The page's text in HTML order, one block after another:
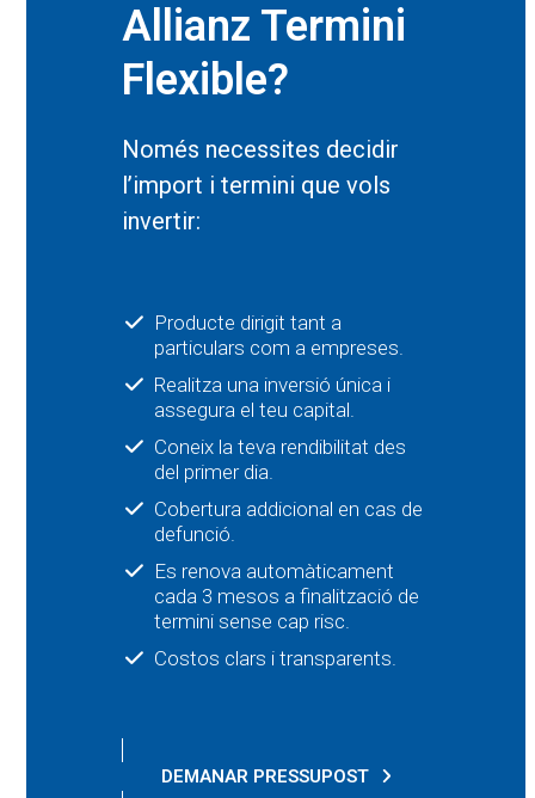
Allianz Termini
Flexible?
Només necessites decidir
l’import i termini que vols
invertir:
Producte dirigit tant a
particulars com a empreses.
Realitza una inversió única i
assegura el teu capital.
Coneix la teva rendibilitat des
del primer dia.
Cobertura addicional en cas de
defunció.
Es renova automàticament
cada 3 mesos a finalització de
termini sense cap risc.
Costos clars i transparents.
DEMANAR PRESSUPOST